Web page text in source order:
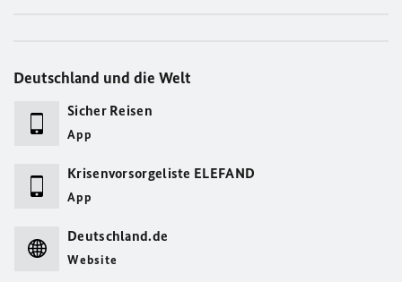
Deutschland und die Welt
Sicher Reisen
App
Krisenvorsorgeliste ELEFAND
App
Deutschland.de
Website